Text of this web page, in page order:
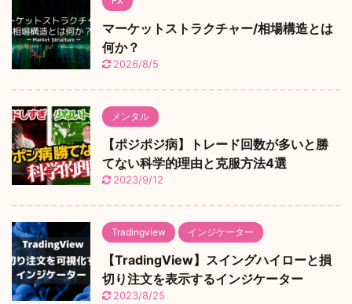
マーケットストラクチャー/相場構造とは
何か？
2026/8/5
メンタル
【ポジポジ病】トレード回数が多いと勝
てない科学的理由と克服方法4選
2023/9/12
Tradingview インジケーター
【TradingView】スイングハイローと損
切り注文を表示するインジケーター
2023/8/25